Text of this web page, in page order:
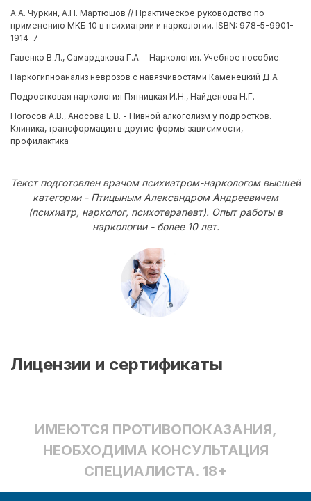
А.А. Чуркин, А.Н. Мартюшов // Практическое руководство по
применению МКБ 10 в психиатрии и наркологии. ISBN: 978-5-9901-
1914-7
Гавенко В.Л., Самардакова Г.А. - Наркология. Учебное пособие.
Наркогипноанализ неврозов с навязчивостями Каменецкий Д.А
Подростковая наркология Пятницкая И.Н., Найденова Н.Г.
Погосов А.В., Аносова Е.В. - Пивной алкоголизм у подростков.
Клиника, трансформация в другие формы зависимости,
профилактика
Текст подготовлен врачом психиатром-наркологом высшей
категории - Птицыным Александром Андреевичем
(психиатр, нарколог, психотерапевт). Опыт работы в
наркологии - более 10 лет.
Лицензии и сертификаты
ИМЕЮТСЯ ПРОТИВОПОКАЗАНИЯ,
НЕОБХОДИМА КОНСУЛЬТАЦИЯ
СПЕЦИАЛИСТА. 18+